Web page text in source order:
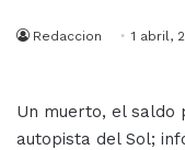
Redaccion 1 abril,
Un muerto, el saldo
autopista del Sol;